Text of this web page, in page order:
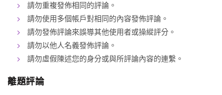
請勿重複發佈相同的評論。
請勿使用多個帳戶對相同的內容發佈評論。
請勿發佈評論來誤導其他使用者或操縱評分。
請勿以他人名義發佈評論。
請勿虛假陳述您的身分或與所評論內容的連繫。
離題評論